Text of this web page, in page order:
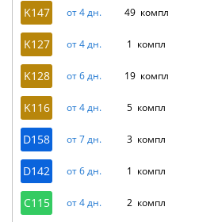
K147 от 4 дн. 49 компл
K127 от 4 дн. 1 компл
K128 от 6 дн. 19 компл
K116 от 4 дн. 5 компл
D158 от 7 дн. 3 компл
D142 от 6 дн. 1 компл
C115 от 4 дн. 2 компл